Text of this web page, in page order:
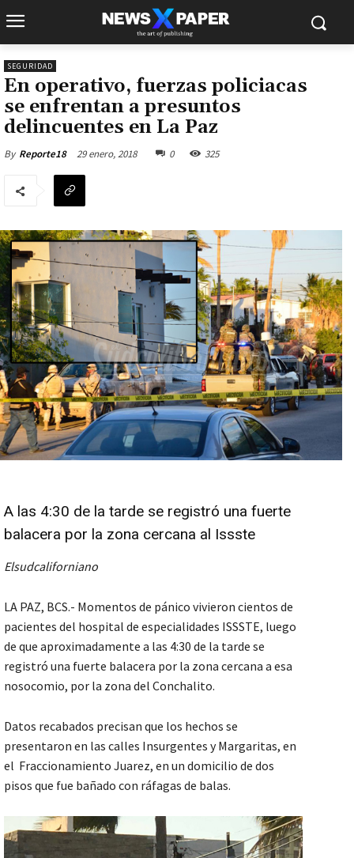
SEGURIDAD
En operativo, fuerzas policiacas
se enfrentan a presuntos
delincuentes en La Paz
By Reporte18 29 enero, 2018 0 325
A las 4:30 de la tarde se registró una fuerte
balacera por la zona cercana al Issste
Elsudcaliforniano
LA PAZ, BCS.- Momentos de pánico vivieron cientos de
pacientes del hospital de especialidades ISSSTE, luego
de que aproximadamente a las 4:30 de la tarde se
registró una fuerte balacera por la zona cercana a esa
nosocomio, por la zona del Conchalito.
Datos recabados precisan que los hechos se
presentaron en las calles Insurgentes y Margaritas, en
el Fraccionamiento Juarez, en un domicilio de dos
pisos que fue bañado con ráfagas de balas.